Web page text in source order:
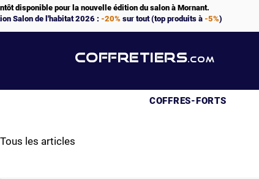
disponible pour la nouvelle édition du salon à Mornant.
Salon de l'habitat 2026 : -20% sur tout (top produits à -5%)
COFFRETIERS.COM
COFFRES-FORTS
Tous les articles